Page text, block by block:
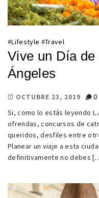
#Lifestyle #Travel
Vive un Día
Ángeles
OCTUBRE 23, 2019
0
Si, como lo estás leyendo
ofrendas, concursos de
queridos, desfiles entre
Planear un viaje a esta
definitivamente no debes